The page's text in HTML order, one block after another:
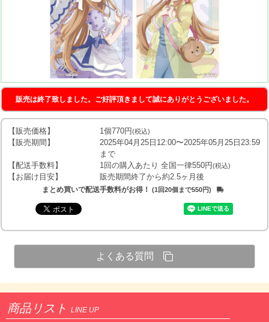
販売は終了致しました。ご好評頂きまして誠にありがとうございました。
【販売価格】 1個770円(税込)
【販売期間】
2025年04月25日12:00〜2025年05月25日23:59
まで
【配送手数料】
1回の購入あたり 全国一律550円(税込)
【お届け目安】 販売期間終了から約2.5ヶ月後
まとめ買いで配送手数料がお得！ (1回20個まで550円)
よくある質問
商品リスト LINE UP